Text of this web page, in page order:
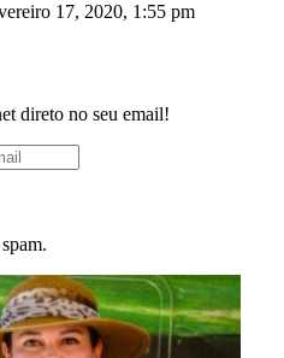
17, 2020, 1:55 pm
direto no seu email!